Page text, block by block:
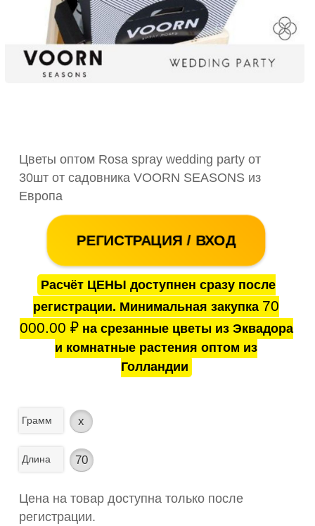
Цветы оптом Rosa spray wedding party от
30шт от садовника VOORN SEASONS из
Европа
РЕГИСТРАЦИЯ / ВХОД
Расчёт ЦЕНЫ доступнен сразу после
регистрации. Минимальная закупка 70
000.00 ₽на срезанные цветы из Эквадора
и комнатные растения оптом из
Голландии
Грамм x
Длина 70
Цена на товар доступна только после
регистрации.